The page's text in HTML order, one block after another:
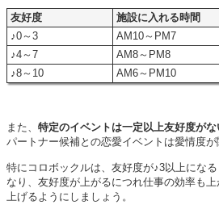
友好度
施設に入れる時間
♪0～3
AM10～PM7
♪4～7
AM8～PM8
♪8～10
AM6～PM10
また、 特定のイベントは一定以上友好度が
パートナー候補との恋愛イベントは愛情度が
特にコロボックルは、友好度が♪3以上にな
なり、友好度が上がるにつれ仕事の効率も
上げるようにしましょう。